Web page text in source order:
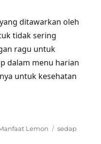
ditawarkan oleh
tidak sering
ragu untuk
dalam menu harian
untuk kesehatan
Lemon Tags
sedap